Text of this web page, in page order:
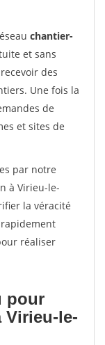
chantier-
et sans
des
Une fois la
de
et sites de
par notre
à Virieu-le-
la véracité
réaliser
pour
Virieu-le-